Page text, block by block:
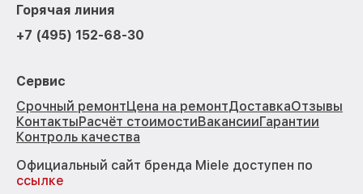
Горячая линия
+7 (495) 152-68-30
Сервис
Срочный ремонтЦена на ремонтДоставкаОтзывы
КонтактыРасчёт стоимостиВакансииГарантии
Контроль качества
Официальный сайт бренда Miele доступен по
ссылке